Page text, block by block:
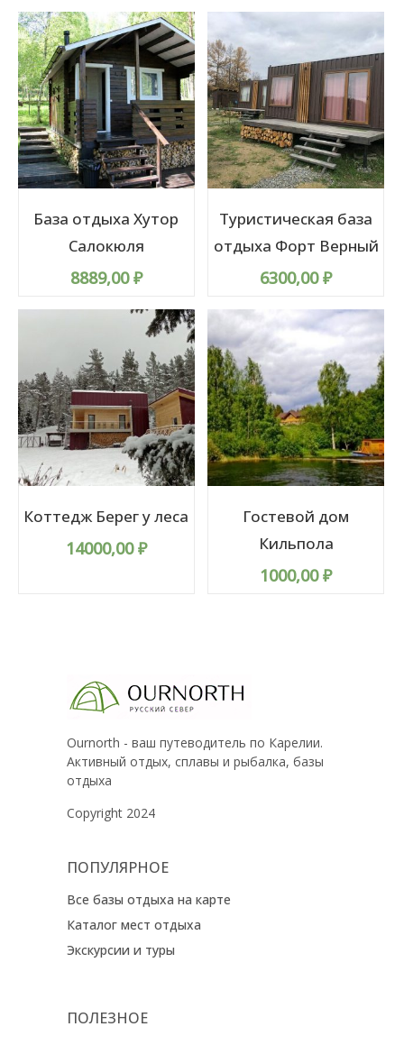
База отдыха Хутор
Салокюля
8889,00₽
Туристическая база
отдыха Форт Верный
6300,00₽
Коттедж Берег у леса
14000,00₽
Гостевой дом
Кильпола
1000,00₽
Ournorth - ваш путеводитель по Карелии.
Активный отдых, сплавы и рыбалка, базы
отдыха
Copyright 2024
ПОПУЛЯРНОЕ
Все базы отдыха на карте
Каталог мест отдыха
Экскурсии и туры
ПОЛЕЗНОЕ